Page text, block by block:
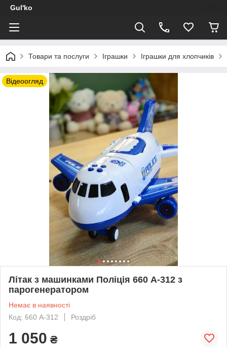
Gul'ko
Товари та послуги Іграшки Іграшки для хлопчиків
Відеоогляд
Літак з машинками Поліція 660 А-312 з
парогенератором
Немає в наявності
Код: 660 А-312
Роздріб
1 050 ₴